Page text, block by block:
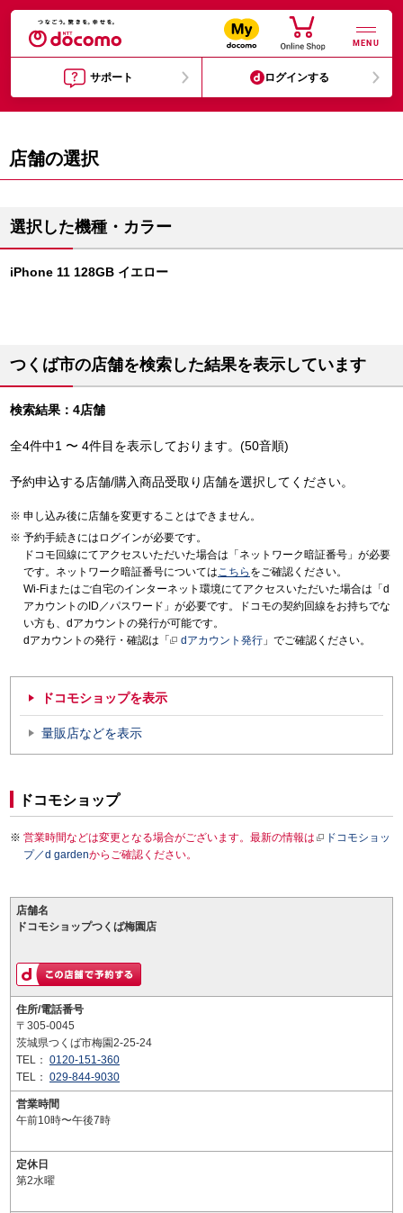
MENU
サポート ログインする
店舗の選択
選択した機種・カラー
iPhone 11 128GB イエロー
つくば市の店舗を検索した結果を表示しています
検索結果：4店舗
全4件中1 〜 4件目を表示しております。(50音順)
予約申込する店舗/購入商品受取り店舗を選択してください。
申し込み後に店舗を変更することはできません。
予約手続きにはログインが必要です。
ドコモ回線にてアクセスいただいた場合は「ネットワーク暗証番号」が必要
です。ネットワーク暗証番号についてはこちら をご確認ください。
Wi-Fiまたはご自宅のインターネット環境にてアクセスいただいた場合は「d
アカウントのID／パスワード」が必要です。ドコモの契約回線をお持ちでな
い方も、dアカウントの発行が可能です。
dアカウントの発行・確認は「
dアカウント発行 」でご確認ください。
ドコモショップを表示
量販店などを表示
ドコモショップ
営業時間などは変更となる場合がございます。最新の情報は
ドコモショッ
プ／d gardenからご確認ください。
店舗名
ドコモショップつくば梅園店
住所/電話番号
〒305-0045
茨城県つくば市梅園2-25-24
TEL： 0120-151-360
TEL： 029-844-9030
営業時間
午前10時〜午後7時
定休日
第2水曜